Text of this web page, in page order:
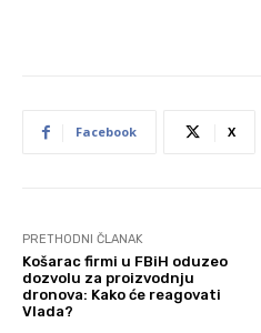
Facebook X
PRETHODNI ČLANAK
Košarac firmi u FBiH oduzeo
dozvolu za proizvodnju
dronova: Kako će reagovati
Vlada?